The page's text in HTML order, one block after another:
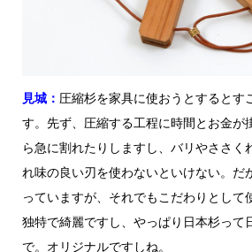
見城： 圧縮杉を家具に使おうとするとす
す。先ず、圧縮する工程に時間とお金が
ら急に割れたりしますし、バリやささく
れ味の良い刃を使わないといけない。だ
っていますが、それでもこだわりとして
独特で綺麗ですし、やっぱり日本杉って
で。オリジナルですしね。